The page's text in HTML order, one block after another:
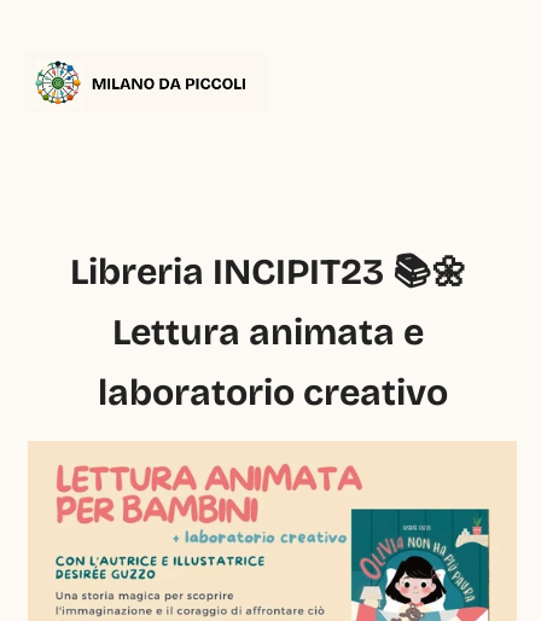
Libreria INCIPIT23 📚🌼
Lettura animata e
laboratorio creativo